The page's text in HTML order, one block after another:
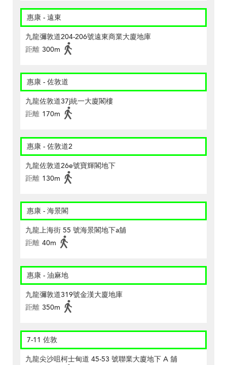
惠康 - 遠東
九龍彌敦道204-206號遠東商業大廈地庫
距離 300m
惠康 - 佐敦道
九龍佐敦道37j統一大廈閣樓
距離 170m
惠康 - 佐敦道2
九龍佐敦道26e號寶輝閣地下
距離 130m
惠康 - 海景閣
九龍上海街 55 號海景閣地下a舖
距離 40m
惠康 - 油麻地
九龍彌敦道319號金漢大廈地庫
距離 350m
7-11 佐敦
九龍尖沙咀柯士甸道 45-53 號聯業大廈地下 A 舖